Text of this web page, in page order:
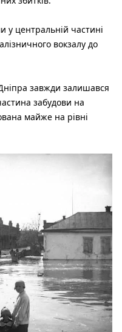
у центральній частині
вокзалу до
завжди залишався
забудови на
майже на рівні